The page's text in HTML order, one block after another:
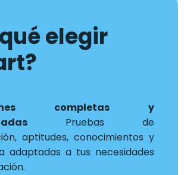
elegir
completas y
Pruebas de
aptitudes, conocimientos y
adaptadas a tus necesidades